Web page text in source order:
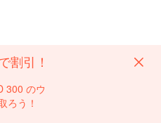
割引！
300 のウ
ろう！